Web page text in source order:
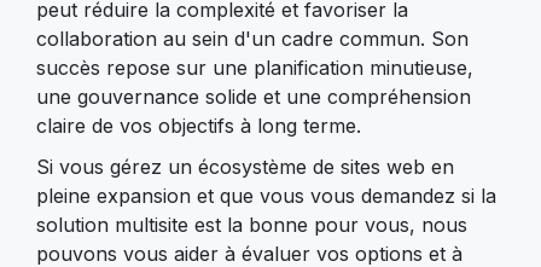
peut réduire la complexité et favoriser la
collaboration au sein d'un cadre commun. Son
succès repose sur une planification minutieuse,
une gouvernance solide et une compréhension
claire de vos objectifs à long terme.
Si vous gérez un écosystème de sites web en
pleine expansion et que vous vous demandez si la
solution multisite est la bonne pour vous, nous
pouvons vous aider à évaluer vos options et à